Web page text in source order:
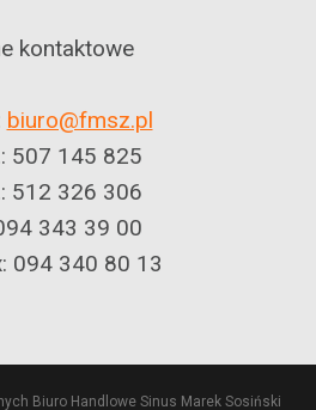
kontaktowe
biuro@fmsz.pl
507 145 825
512 326 306
343 39 00
094 340 80 13
Biuro Handlowe Sinus Marek Sosiński